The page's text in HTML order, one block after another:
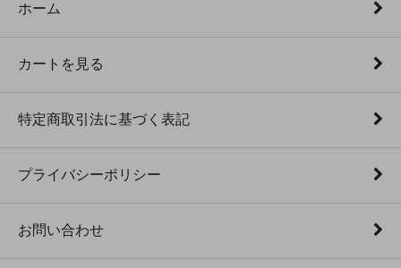
ホーム
カートを見る
特定商取引法に基づく表記
プライバシーポリシー
お問い合わせ